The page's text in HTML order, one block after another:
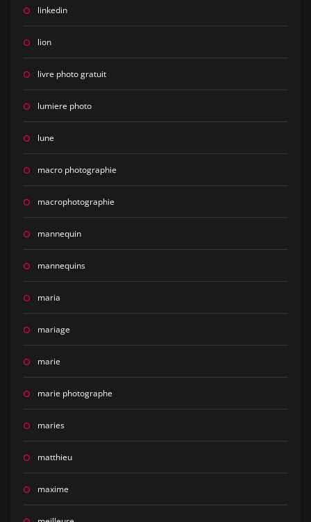
linkedin
lion
livre photo gratuit
lumiere photo
lune
macro photographie
macrophotographie
mannequin
mannequins
maria
mariage
marie
marie photographe
maries
matthieu
maxime